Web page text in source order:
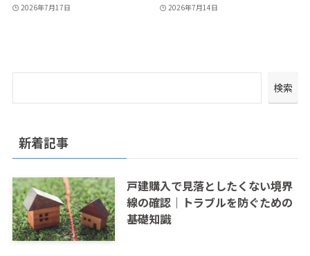
2026年7月17日 2026年7月14日
検索
新着記事
戸建購入で見落としたくない境界
線の確認｜トラブルを防ぐための
基礎知識